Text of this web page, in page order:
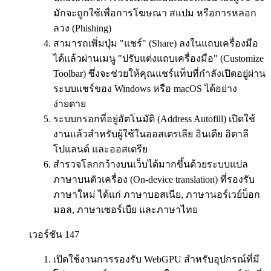
มักจะถูกใช้เพื่อการโฆษณา สแปม หรือการหลอก
ลวง (Phishing)
สามารถเพิ่มปุ่ม "แชร์" (Share) ลงในแถบเครื่องมือ
ได้แล้วผ่านเมนู "ปรับแต่งแถบเครื่องมือ" (Customize
Toolbar) ซึ่งจะช่วยให้คุณแชร์แท็บที่กำลังเปิดอยู่ผ่าน
ระบบแชร์ของ Windows หรือ macOS ได้อย่าง
ง่ายดาย
ระบบกรอกที่อยู่อัตโนมัติ (Address Autofill) เปิดใช้
งานแล้วสำหรับผู้ใช้ในออสเตรเลีย อินเดีย อิตาลี
โปแลนด์ และออสเตรีย
สำรวจโลกกว้างบนเว็บได้มากขึ้นด้วยระบบแปล
ภาษาบนตัวเครื่อง (On-device translation) ที่รองรับ
ภาษาใหม่ ได้แก่ ภาษาบอสเนีย, ภาษานอร์เวย์บ็อก
มอล, ภาษาเซอร์เบีย และภาษาไทย
เวอร์ชัน 147
เปิดใช้งานการรองรับ WebGPU สำหรับอุปกรณ์ที่มี